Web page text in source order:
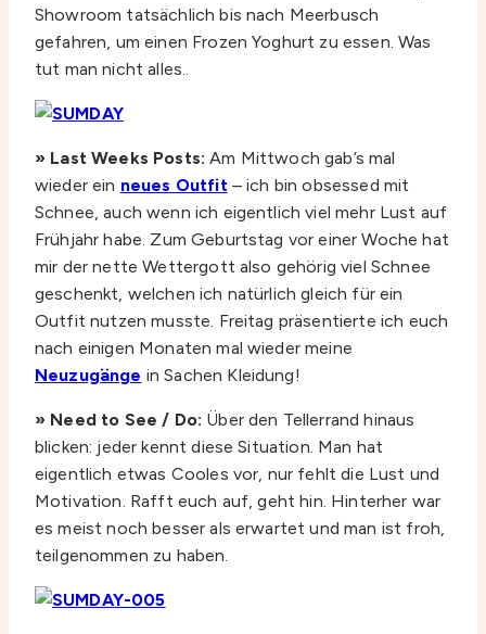
Showroom tatsächlich bis nach Meerbusch
gefahren, um einen Frozen Yoghurt zu essen. Was
tut man nicht alles..
» Last Weeks Posts:Am Mittwoch gab’s mal
wieder ein neues Outfit– ich bin obsessed mit
Schnee, auch wenn ich eigentlich viel mehr Lust auf
Frühjahr habe. Zum Geburtstag vor einer Woche hat
mir der nette Wettergott also gehörig viel Schnee
geschenkt, welchen ich natürlich gleich für ein
Outfit nutzen musste. Freitag präsentierte ich euch
nach einigen Monaten mal wieder meine
Neuzugänge in Sachen Kleidung!
» Need to See / Do: Über den Tellerrand hinaus
blicken: jeder kennt diese Situation. Man hat
eigentlich etwas Cooles vor, nur fehlt die Lust und
Motivation. Rafft euch auf, geht hin. Hinterher war
es meist noch besser als erwartet und man ist froh,
teilgenommen zu haben.